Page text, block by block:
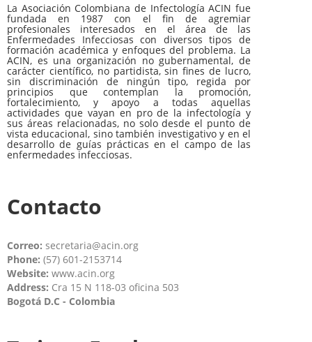
La Asociación Colombiana de Infectología ACIN fue
fundada en 1987 con el fin de agremiar
profesionales interesados en el área de las
Enfermedades Infecciosas con diversos tipos de
formación académica y enfoques del problema. La
ACIN, es una organización no gubernamental, de
carácter científico, no partidista, sin fines de lucro,
sin discriminación de ningún tipo, regida por
principios que contemplan la promoción,
fortalecimiento, y apoyo a todas aquellas
actividades que vayan en pro de la infectología y
sus áreas relacionadas, no solo desde el punto de
vista educacional, sino también investigativo y en el
desarrollo de guías prácticas en el campo de las
enfermedades infecciosas.
Contacto
Correo: secretaria@acin.org
Phone: (57) 601-2153714
Website: www.acin.org
Address: Cra 15 N 118-03 oficina 503
Bogotá D.C - Colombia